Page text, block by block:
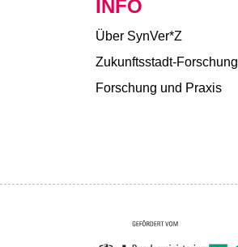
INFO
Über SynVer*Z
Zukunftsstadt-Forschung
Forschung und Praxis